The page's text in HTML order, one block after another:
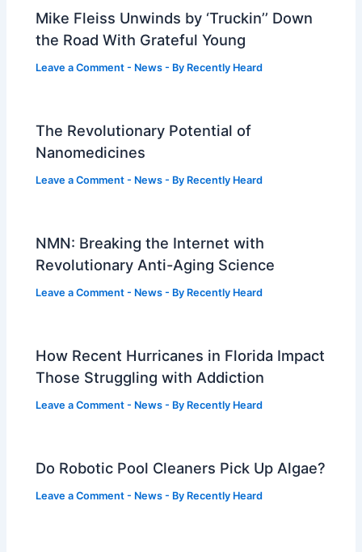
Mike Fleiss Unwinds by ‘Truckin’’ Down
the Road With Grateful Young
Leave a Comment - News - By Recently Heard
The Revolutionary Potential of
Nanomedicines
Leave a Comment - News - By Recently Heard
NMN: Breaking the Internet with
Revolutionary Anti-Aging Science
Leave a Comment - News - By Recently Heard
How Recent Hurricanes in Florida Impact
Those Struggling with Addiction
Leave a Comment - News - By Recently Heard
Do Robotic Pool Cleaners Pick Up Algae?
Leave a Comment - News - By Recently Heard